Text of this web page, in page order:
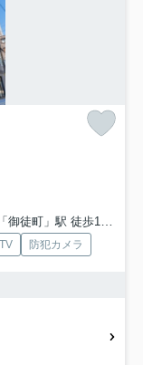
御徒町」駅 徒歩10分
防犯カメラ